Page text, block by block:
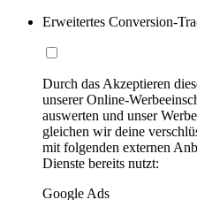
Erweitertes Conversion-
Durch das Akzeptieren
unserer Online-
auswerten und unser
gleichen wir deine
mit folgenden externen
Dienste bereits nutzt:
Google Ads